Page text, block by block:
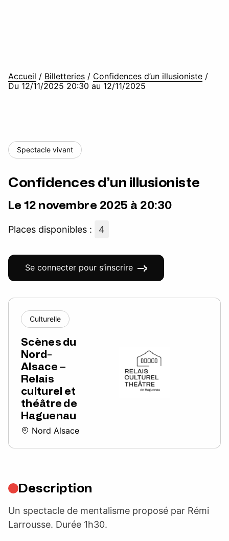
Accueil / Billetteries / Confidences d’un illusioniste /
Du 12/11/2025 20:30 au 12/11/2025
Spectacle vivant
Confidences d’un illusioniste
Le 12 novembre 2025 à 20:30
Places disponibles : 4
Se connecter pour s’inscrire
Culturelle
Scènes du
Nord-
Alsace –
Relais
culturel et
théâtre de
Haguenau
Nord Alsace
Description
Un spectacle de mentalisme proposé par Rémi
Larrousse. Durée 1h30.